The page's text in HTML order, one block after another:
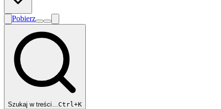
Pobierz
Szukaj w treści…Ctrl+K